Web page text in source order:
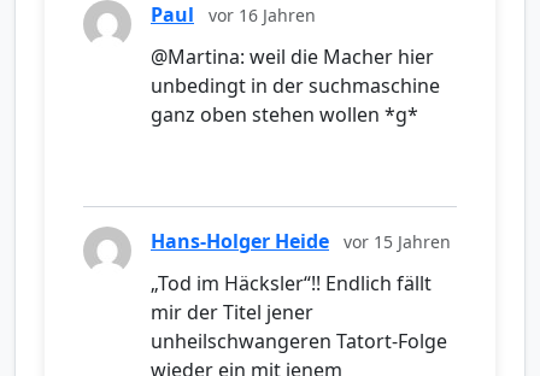
Paul vor 16 Jahren
@Martina: weil die Macher hier
unbedingt in der suchmaschine
ganz oben stehen wollen *g*
Hans-Holger Heide vor 15 Jahren
„Tod im Häcksler“!! Endlich fällt
mir der Titel jener
unheilschwangeren Tatort-Folge
wieder ein mit jenem